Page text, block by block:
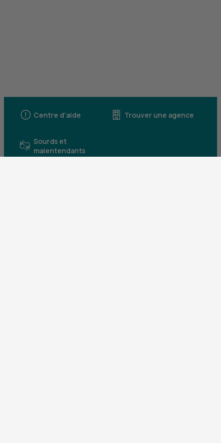
Centre d'aide Trouver une agence
Sourds et
malentendants